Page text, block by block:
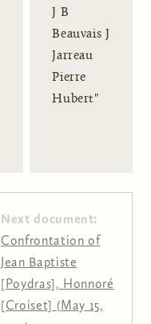
J B
Beauvais J
Jarreau
Pierre
Hubert"
Next document:
Confrontation of
Jean Baptiste
[Poydras], Honnoré
[Croiset] (May 15,